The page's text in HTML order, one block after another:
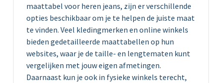
maattabel voor heren jeans, zijn er verschillende
opties beschikbaar om je te helpen de juiste maat
te vinden. Veel kledingmerken en online winkels
bieden gedetailleerde maattabellen op hun
websites, waar je de taille- en lengtematen kunt
vergelijken met jouw eigen afmetingen.
Daarnaast kun je ook in fysieke winkels terecht,